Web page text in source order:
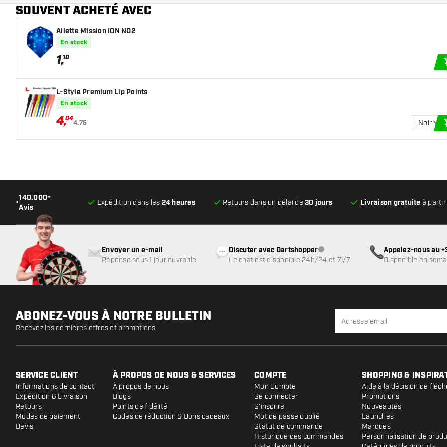
SOUVENT ACHETÉ AVEC
Ailette Mission ION NO2
En stock
1,10
L-Style Premium Lip Points
En stock
4,04
4,75 Noir
•
140.000+
Avis
Expédition dans les 24 heures Retours dans un délai de30 jours Livraison gratuite à partir
Envoyer un e-mail
Réponse sous 1 jour ouvrable
Discuter avec DartshopperService client indisponible
Le chat est disponible 24h/24 et 7j/7
Appelez-nous au
Disponible en
ABONEZ-VOUS À NOTRE BULLETIN
Recevez les dernières offres et promotions
SERVICE CLIENT
Informations de contact
Expédition & Livraison
Retours
Modes de paiement
Devis
À PROPOS DE NOUS & SERVICES
À propos de nous
Blogs
Points de fidélité
Codes de réduction & Bons cadeaux
COMPTE
Mon Compte
Se connecter
S'inscrire
Mot de passe oublié
Statut de commande
Historique des commandes
SHOPPING &
Aide à la décision de
Promotions
Nouveautés
Launches
Marques
Personnalisation de